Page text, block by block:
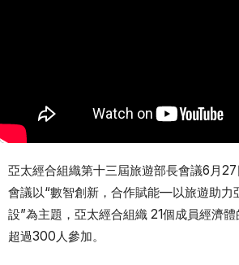
亞太經合組織第十三屆旅遊部長會議6月
會議以“數智創新，合作賦能—以旅遊助力
設”為主題，亞太經合組織 21個成員經濟
超過300人參加。